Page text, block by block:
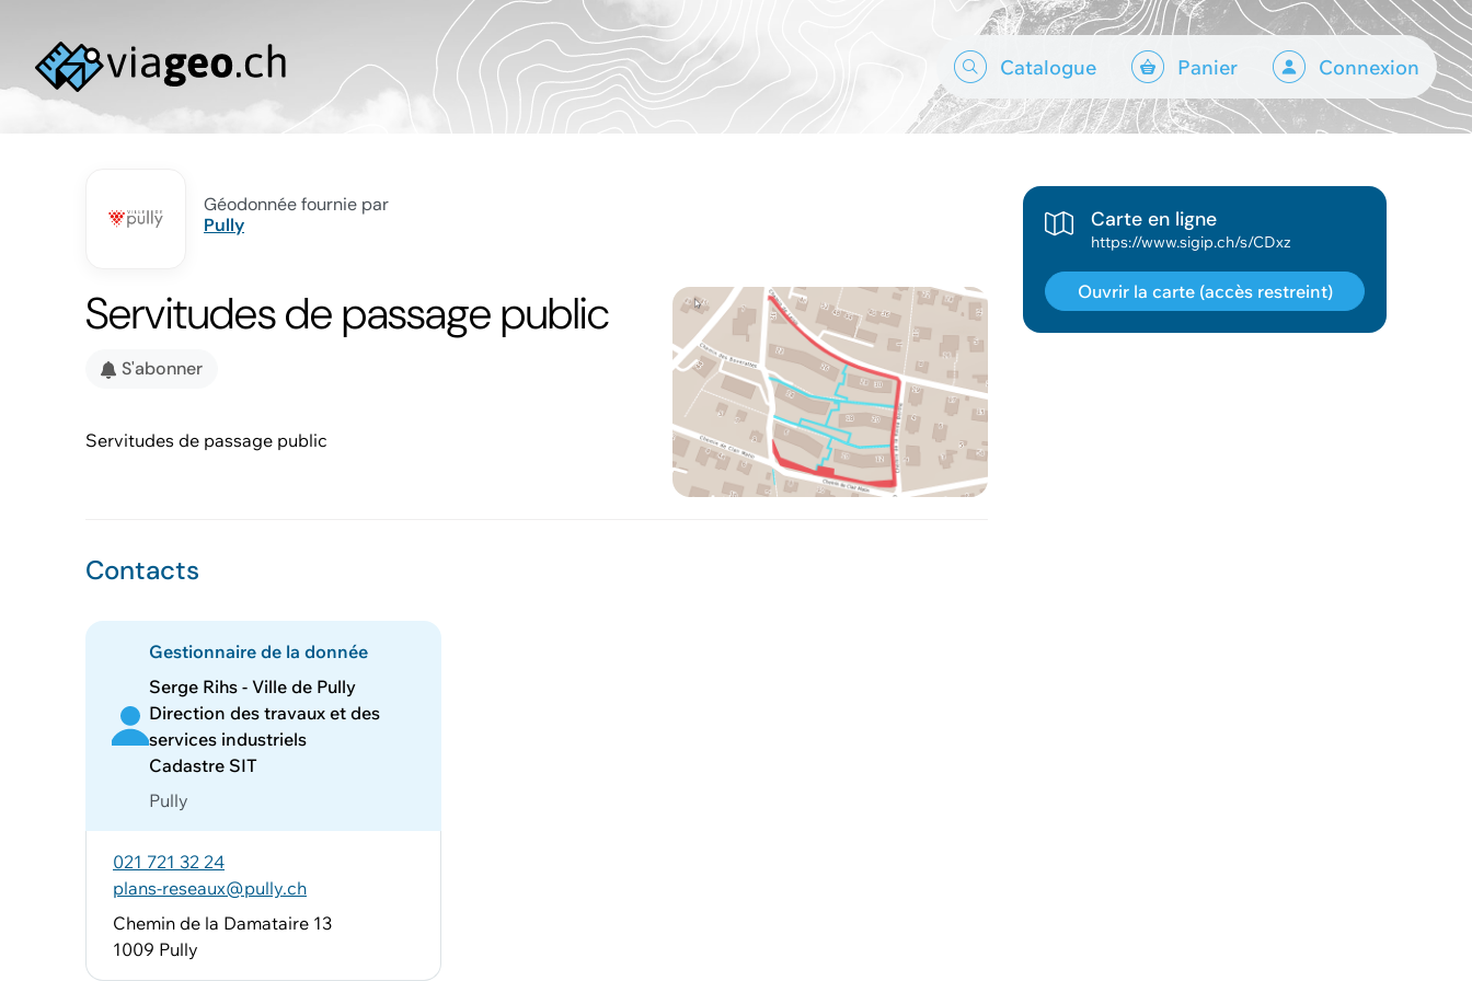
Catalogue Panier Connexion
Géodonnée fournie par
Pully
Servitudes de passage public
S'abonner
Servitudes de passage public
Contacts
Gestionnaire de la donnée
Serge Rihs - Ville de Pully
Direction des travaux et des
services industriels
Cadastre SIT
Pully
021 721 32 24
plans-reseaux@pully.ch
Chemin de la Damataire 13
1009 Pully
Carte en ligne
https://www.sigip.ch/s/CDxz
Ouvrir la carte (accès restreint)